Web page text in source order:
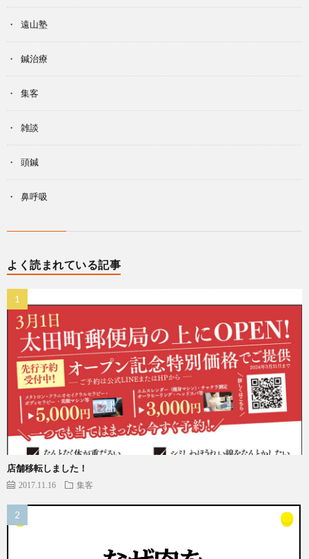
遠山塾
鍼治療
集客
雑談
頭鍼
鼻呼吸
よく読まれている記事
店舗移転しました！
2017.11.16 集客